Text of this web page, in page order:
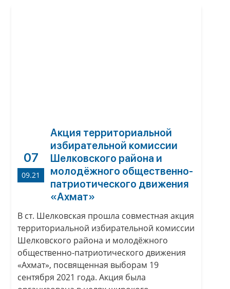
07
09.21
Акция территориальной
избирательной комиссии
Шелковского района и
молодёжного общественно-
патриотического движения
«Ахмат»
В ст. Шелковская прошла совместная акция
территориальной избирательной комиссии
Шелковского района и молодёжного
общественно-патриотического движения
«Ахмат», посвященная выборам 19
сентября 2021 года. Акция была